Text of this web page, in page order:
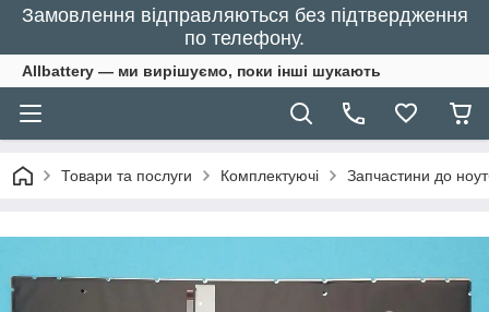
Замовлення відправляються без підтвердження
по телефону.
Allbattery — ми вирішуємо, поки інші шукають
Товари та послуги Комплектуючі Запчастини до